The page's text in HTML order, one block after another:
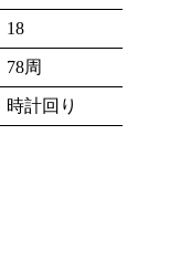
18
78周
時計回り